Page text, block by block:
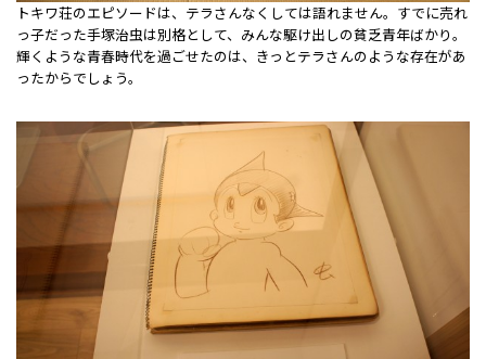
トキワ荘のエピソードは、テラさんなくしては語れません。すでに売れ
っ子だった手塚治虫は別格として、みんな駆け出しの貧乏青年ばかり。
輝くような青春時代を過ごせたのは、きっとテラさんのような存在があ
ったからでしょう。